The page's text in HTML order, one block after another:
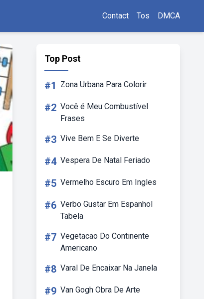
Contact Tos DMCA
Top Post
#1 Zona Urbana Para Colorir
#2 Você é Meu Combustível
Frases
#3 Vive Bem E Se Diverte
#4 Vespera De Natal Feriado
#5 Vermelho Escuro Em Ingles
#6 Verbo Gustar Em Espanhol
Tabela
#7 Vegetacao Do Continente
Americano
#8 Varal De Encaixar Na Janela
#9 Van Gogh Obra De Arte